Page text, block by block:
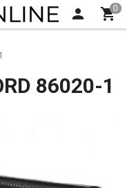
86020-1